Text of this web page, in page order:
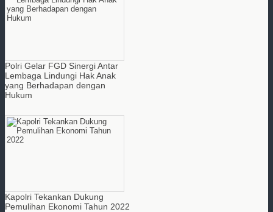
Polri Gelar FGD Sinergi Antar
Lembaga Lindungi Hak Anak
yang Berhadapan dengan
Hukum
Kapolri Tekankan Dukung
Pemulihan Ekonomi Tahun 2022